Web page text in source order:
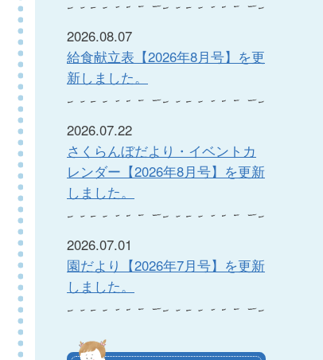
2026.08.07
給食献立表【2026年8月号】を更
新しました。
2026.07.22
さくらんぼだより・イベントカ
レンダー【2026年8月号】を更新
しました。
2026.07.01
園だより【2026年7月号】を更新
しました。